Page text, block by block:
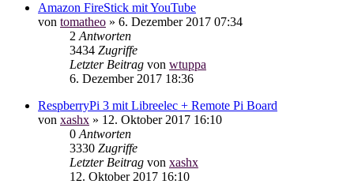
Amazon FireStick mit YouTube
von tomatheo » 6. Dezember 2017 07:34
2 Antworten
3434 Zugriffe
Letzter Beitrag von wtuppa
6. Dezember 2017 18:36
RespberryPi 3 mit Libreelec + Remote Pi Board
von xashx » 12. Oktober 2017 16:10
0 Antworten
3330 Zugriffe
Letzter Beitrag von xashx
12. Oktober 2017 16:10